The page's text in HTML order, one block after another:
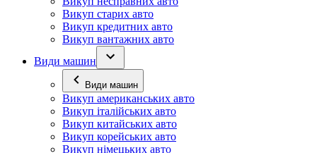
Викуп старих авто
Викуп кредитних авто
Викуп вантажних авто
Види машин
Види машин
Викуп американських авто
Викуп італійських авто
Викуп китайських авто
Викуп корейських авто
Викуп німецьких авто